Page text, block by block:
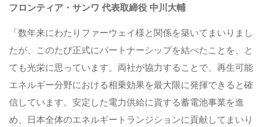
フロンティア・サンワ 代表取締役 中川大輔
「数年来にわたりファーウェイ様と関係を築いてまいりまし
たが、このたび正式にパートナーシップを結べたことを、と
ても光栄に思っています。両社が協力することで、再生可能
エネルギー分野における相乗効果を最大限に発揮できると確
信しています。安定した電力供給に資する蓄電池事業を進
め、日本全体のエネルギートランジションに貢献してまいり